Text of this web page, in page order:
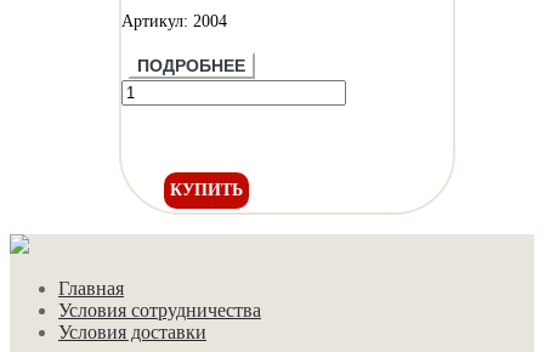
Артикул: 2004
ПОДРОБНЕЕ
КУПИТЬ
Главная
Условия сотрудничества
Условия доставки